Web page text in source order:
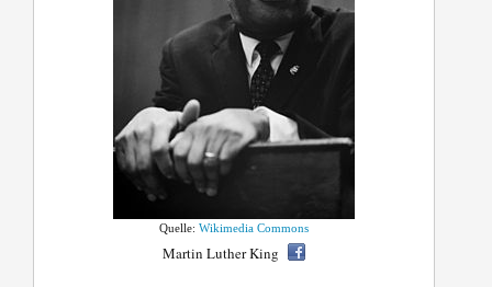
Quelle:Wikimedia Commons
Martin Luther King